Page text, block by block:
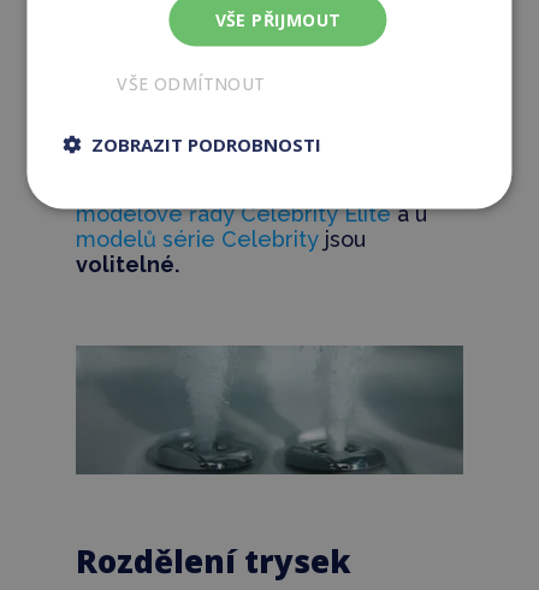
z nerezové oceli s
vyměnitelnými vložkami, které vám
podle svých potřeb. Lze
si ještě více přizpůsobit.
modelové řady Celebrity Elitea u
modelů série Celebrityjsou
volitelné.
Rozdělení trysek
VŠE PŘIJMOUT
VŠE ODMÍTNOUT
ZOBRAZIT PODROBNOSTI